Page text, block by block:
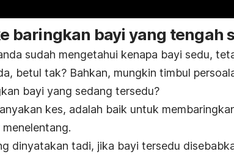
baringkan bayi yang tengah
sudah mengetahui kenapa bayi sedu,
betul tak? Bahkan, mungkin timbul
bayi yang sedang tersedu?
kes, adalah baik untuk mem
menelentang.
dinyatakan tadi, jika bayi tersedu